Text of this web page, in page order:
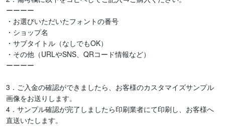
ーーーー
・お選びいただいたフォントの番号
・ショップ名
・サブタイトル（なしでもOK）
・その他（URLやSNS、QRコード情報など）
ーーーー
3．ご入金の確認ができましたら、お客様のカスタマイズサンプル
画像をお送りします。
4．サンプル確認が完了しましたら印刷業者にて印刷し、お客様へ
直送いたします。